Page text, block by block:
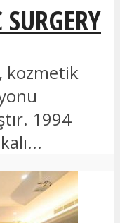
kozmetik
1994